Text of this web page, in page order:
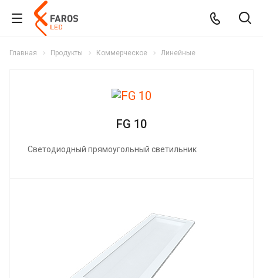
Главная Продукты Коммерческое Линейные
FG 10
Светодиодный прямоугольный светильник